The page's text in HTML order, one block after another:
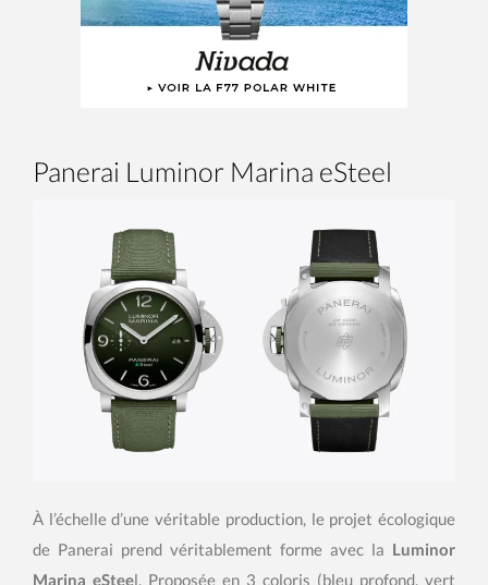
Panerai Luminor Marina eSteel
À l’échelle d’une véritable production, le projet écologique
de Panerai prend véritablement forme avec la Luminor
Marina eSteel. Proposée en 3 coloris (bleu profond, vert